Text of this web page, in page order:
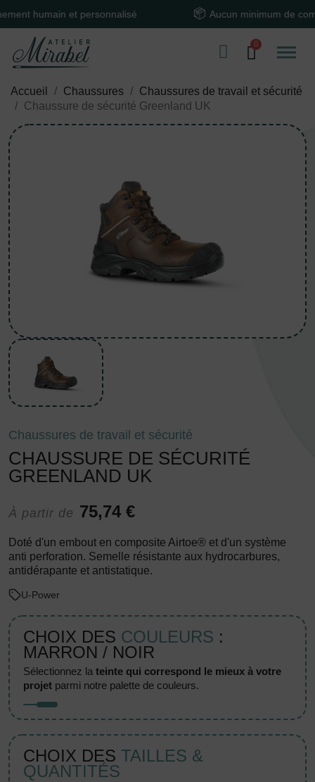
humain et personnalisé Aucun minimum de
Accueil Chaussures
Chaussures de travail et sécurité
Chaussure de sécurité Greenland UK
Chaussures de travail et sécurité
CHAUSSURE DE SÉCURITÉ
GREENLAND UK
À partir de 75,74 €
Doté d'un embout en composite Airtoe® et d'un système
anti perforation. Semelle résistante aux hydrocarbures,
antidérapante et antistatique.
U-Power
CHOIX DES COULEURS :
MARRON / NOIR
sélectionnez lateinte qui correspond le mieux à votre
projet parmi notre palette de couleurs.
CHOIX DES TAILLES &
QUANTITÉS